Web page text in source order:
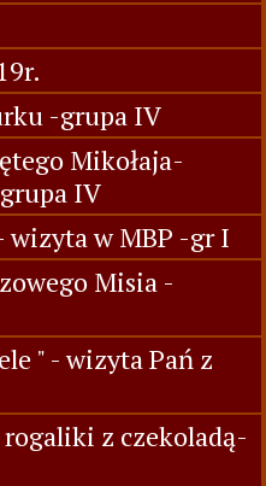
-grupa IV
Mikołaja-
IV
w MBP -gr I
Misia -
" - wizyta Pań z
z czekoladą-